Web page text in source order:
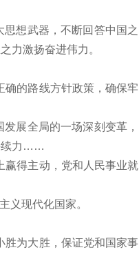
想武器，不断回答中国之
力激扬奋进伟力。
确的路线方针政策，确保牢
展全局的一场深刻变革，
续力……
赢得主动，党和人民事业就
义现代化国家。
胜为大胜，保证党和国家事